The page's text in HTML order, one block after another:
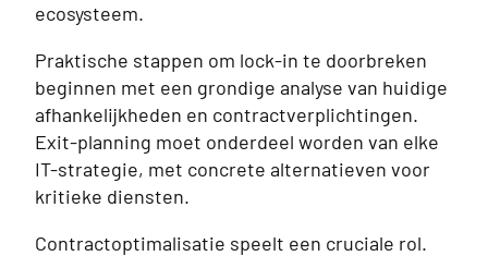
ecosysteem.
Praktische stappen om lock-in te doorbreken
beginnen met een grondige analyse van huidige
afhankelijkheden en contractverplichtingen.
Exit-planning moet onderdeel worden van elke
IT-strategie, met concrete alternatieven voor
kritieke diensten.
Contractoptimalisatie speelt een cruciale rol.